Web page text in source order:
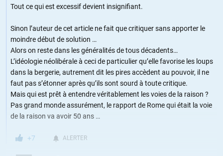
Tout ce qui est excessif devient insignifiant.
Sinon l’auteur de cet article ne fait que critiquer sans apporter le
moindre début de solution …
Alors on reste dans les généralités de tous décadents…
L’idéologie néolibérale à ceci de particulier qu’elle favorise les loups
dans la bergerie, autrement dit les pires accèdent au pouvoir, il ne
faut pas s’étonner après qu’ils sont sourd à toute critique.
Mais qui est prêt à entendre véritablement les voies de la raison ?
Pas grand monde assurément, le rapport de Rome qui était la voie
de la raison va avoir 50 ans …
+7 ALERTER